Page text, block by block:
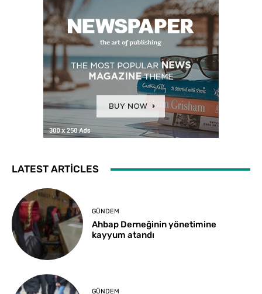
LATEST ARTICLES
GÜNDEM
Ahbap Derneğinin yönetimine
kayyum atandı
GÜNDEM